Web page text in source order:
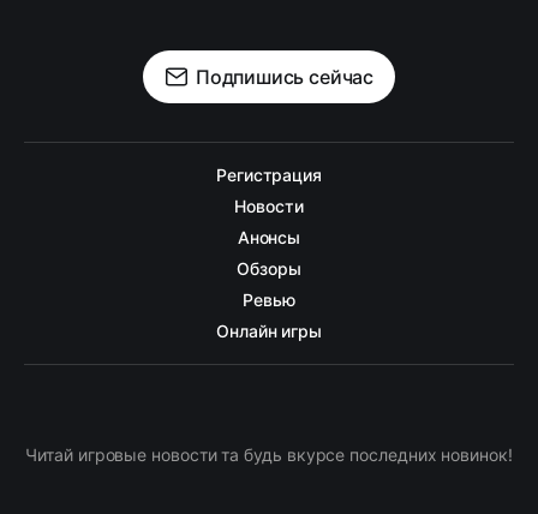
Подпишись сейчас
Регистрация
Новости
Анонсы
Обзоры
Ревью
Онлайн игры
Читай игровые новости та будь вкурсе последних новинок!